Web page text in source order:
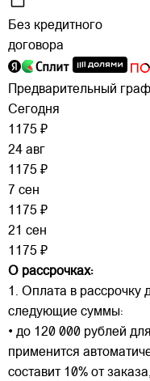
Без кредитного
договора
Предварительный
Сегодня
1175 ₽
24 авг
1175 ₽
7 сен
1175 ₽
21 сен
1175 ₽
О рассрочках:
1. Оплата в рассрочку
следующие суммы:
• до 120 000 рублей
применится
составит 10% от